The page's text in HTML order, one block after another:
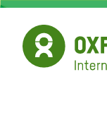
Pasar
contenido
principal